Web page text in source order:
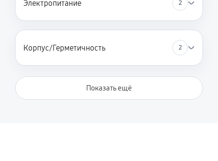
Электропитание 2
Корпус/Герметичность 2
Показать ещё